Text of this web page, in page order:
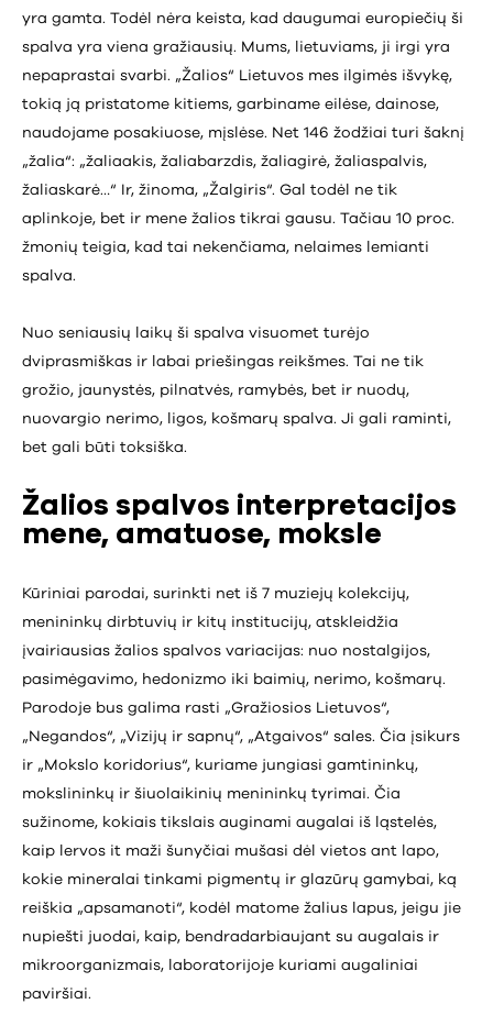
yra gamta. Todėl nėra keista, kad daugumai europiečių ši
spalva yra viena gražiausių. Mums, lietuviams, ji irgi yra
nepaprastai svarbi. „Žalios“ Lietuvos mes ilgimės išvykę,
tokią ją pristatome kitiems, garbiname eilėse, dainose,
naudojame posakiuose, mįslėse. Net 146 žodžiai turi šaknį
„žalia“: „žaliaakis, žaliabarzdis, žaliagirė, žaliaspalvis,
žaliaskarė…“ Ir, žinoma, „Žalgiris“. Gal todėl ne tik
aplinkoje, bet ir mene žalios tikrai gausu. Tačiau 10 proc.
žmonių teigia, kad tai nekenčiama, nelaimes lemianti
spalva.
Nuo seniausių laikų ši spalva visuomet turėjo
dviprasmiškas ir labai priešingas reikšmes. Tai ne tik
grožio, jaunystės, pilnatvės, ramybės, bet ir nuodų,
nuovargio nerimo, ligos, košmarų spalva. Ji gali raminti,
bet gali būti toksiška.
Žalios spalvos interpretacijos
mene, amatuose, moksle
Kūriniai parodai, surinkti net iš 7 muziejų kolekcijų,
menininkų dirbtuvių ir kitų institucijų, atskleidžia
įvairiausias žalios spalvos variacijas: nuo nostalgijos,
pasimėgavimo, hedonizmo iki baimių, nerimo, košmarų.
Parodoje bus galima rasti „Gražiosios Lietuvos“,
„Negandos“, „Vizijų ir sapnų“, „Atgaivos“ sales. Čia įsikurs
ir „Mokslo koridorius“, kuriame jungiasi gamtininkų,
mokslininkų ir šiuolaikinių menininkų tyrimai. Čia
sužinome, kokiais tikslais auginami augalai iš ląstelės,
kaip lervos it maži šunyčiai mušasi dėl vietos ant lapo,
kokie mineralai tinkami pigmentų ir glazūrų gamybai, ką
reiškia „apsamanoti“, kodėl matome žalius lapus, jeigu jie
nupiešti juodai, kaip, bendradarbiaujant su augalais ir
mikroorganizmais, laboratorijoje kuriami augaliniai
paviršiai.